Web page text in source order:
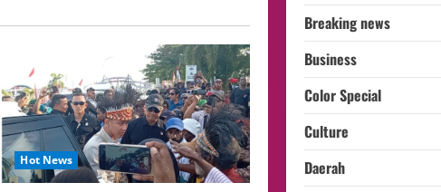
Hot News
Breaking news
Business
Color Special
Culture
Daerah